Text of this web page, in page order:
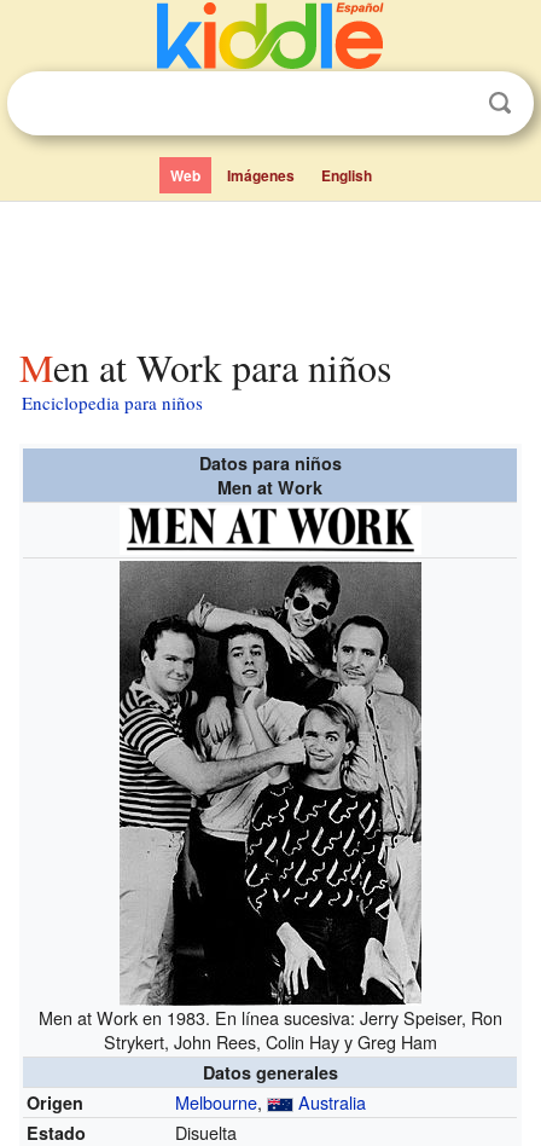
Web Imágenes English
Men at Work para niños
Enciclopedia para niños
Datos para niños
Men at Work
Men at Work en 1983. En línea sucesiva: Jerry Speiser, Ron
Strykert, John Rees, Colin Hay y Greg Ham
Datos generales
Origen
Melbourne, Australia
Estado Disuelta